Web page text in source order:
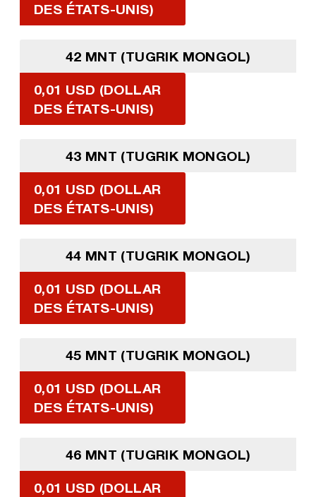
DES ÉTATS-UNIS)
42 MNT (TUGRIK MONGOL)
0,01 USD (DOLLAR
DES ÉTATS-UNIS)
43 MNT (TUGRIK MONGOL)
0,01 USD (DOLLAR
DES ÉTATS-UNIS)
44 MNT (TUGRIK MONGOL)
0,01 USD (DOLLAR
DES ÉTATS-UNIS)
45 MNT (TUGRIK MONGOL)
0,01 USD (DOLLAR
DES ÉTATS-UNIS)
46 MNT (TUGRIK MONGOL)
0,01 USD (DOLLAR